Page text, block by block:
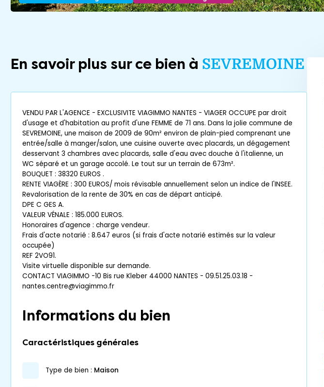
En savoir plus sur ce bien à SEVREMOINE
VENDU PAR L'AGENCE - EXCLUSIVITE VIAGIMMO NANTES - VIAGER OCCUPE par droit
d'usage et d'habitation au profit d'une FEMME de 71 ans. Dans la jolie commune de
SEVREMOINE, une maison de 2009 de 90m² environ de plain-pied comprenant une
entrée/salle à manger/salon, une cuisine ouverte avec placards, un dégagement
desservant 3 chambres avec placards, salle d'eau avec douche à l'italienne, un
WC séparé et un garage accolé. Le tout sur un terrain de 673m².
BOUQUET : 38320 EUROS .
RENTE VIAGÈRE : 300 EUROS/ mois révisable annuellement selon un indice de l'INSEE.
Revalorisation de la rente de 30% en cas de départ anticipé.
DPE C GES A.
VALEUR VÉNALE : 185.000 EUROS.
Honoraires d'agence : charge vendeur.
Frais d'acte notarié : 8.647 euros (si frais d'acte notarié estimés sur la valeur
occupée)
REF 2VO91.
Visite virtuelle disponible sur demande.
CONTACT VIAGIMMO -10 Bis rue Kleber 44000 NANTES - 09.51.25.03.18 -
nantes.centre@viagimmo.fr
Informations du bien
Caractéristiques générales
type de bien : maison